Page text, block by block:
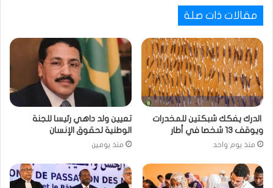
مقالات ذات صلة
الدرك يفكك شبكتين للمخدرات
ويوقف 13 شخصا في أطار
منذ يوم واحد
تعيين ولد داهي رئيسا للجنة
الوطنية لحقوق الإنسان
منذ يومين